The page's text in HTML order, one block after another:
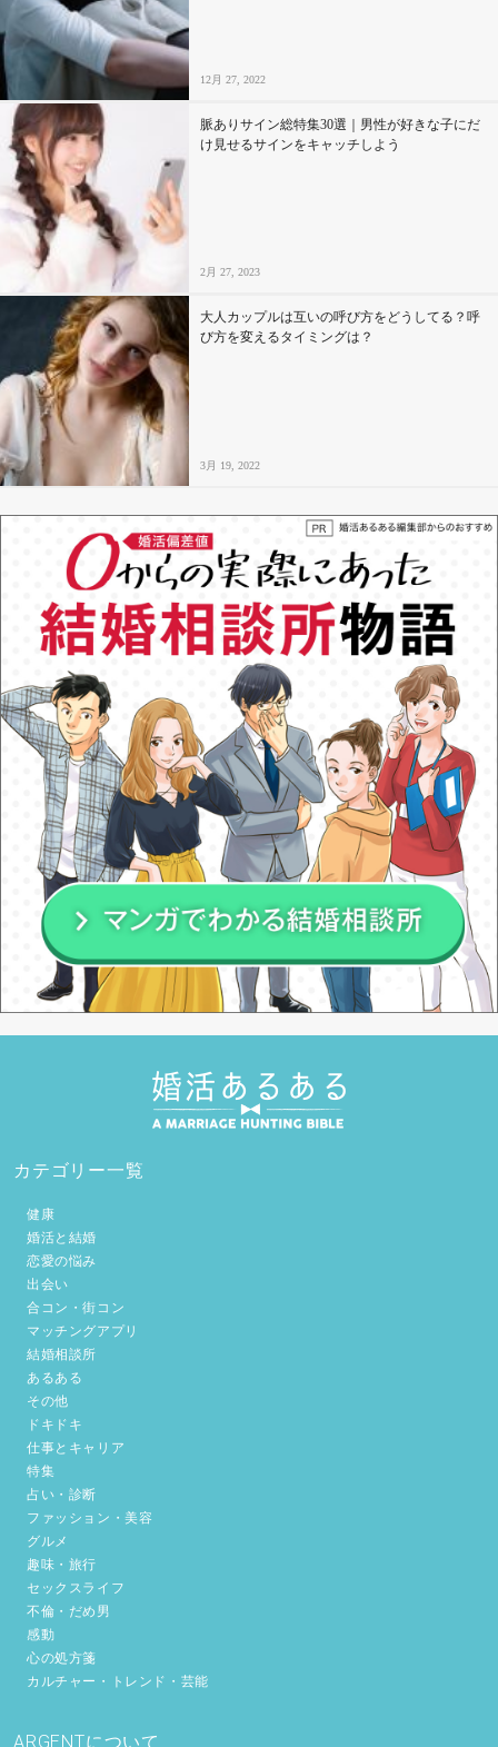
12月 27, 2022
脈ありサイン総特集30選｜男性が好きな子にだ
け見せるサインをキャッチしよう
2月 27, 2023
大人カップルは互いの呼び方をどうしてる？呼
び方を変えるタイミングは？
3月 19, 2022
カテゴリー一覧
健康
婚活と結婚
恋愛の悩み
出会い
合コン・街コン
マッチングアプリ
結婚相談所
あるある
その他
ドキドキ
仕事とキャリア
特集
占い・診断
ファッション・美容
グルメ
趣味・旅行
セックスライフ
不倫・だめ男
感動
心の処方箋
カルチャー・トレンド・芸能
ARGENTについて